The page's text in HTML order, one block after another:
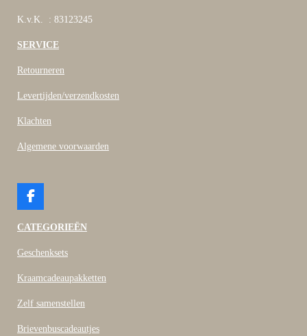
K.v.K. : 83123245
SERVICE
Retourneren
Levertijden/verzendkosten
Klachten
Algemene voorwaarden
F
c
b
o
CATEGORIEËN
Geschenksets
Kraamcadeaupakketten
Zelf samenstellen
Brievenbuscadeautjes